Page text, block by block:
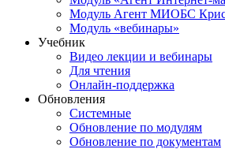
Модуль Агент МИОБС
Модуль «вебинары»
Учебник
Видео лекции и вебинары
Для чтения
Онлайн-поддержка
Обновления
Системные
Обновление по модулям
Обновление по документам